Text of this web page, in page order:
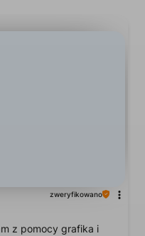
zweryfikowano
z pomocy grafika i